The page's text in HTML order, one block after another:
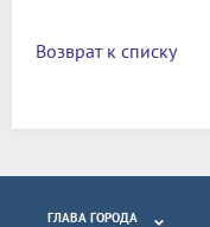
Возврат к списку
ГЛАВА ГОРОДА